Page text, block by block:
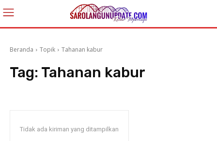
Beranda Topik Tahanan kabur
Tag: Tahanan kabur
Tidak ada kiriman yang ditampilkan